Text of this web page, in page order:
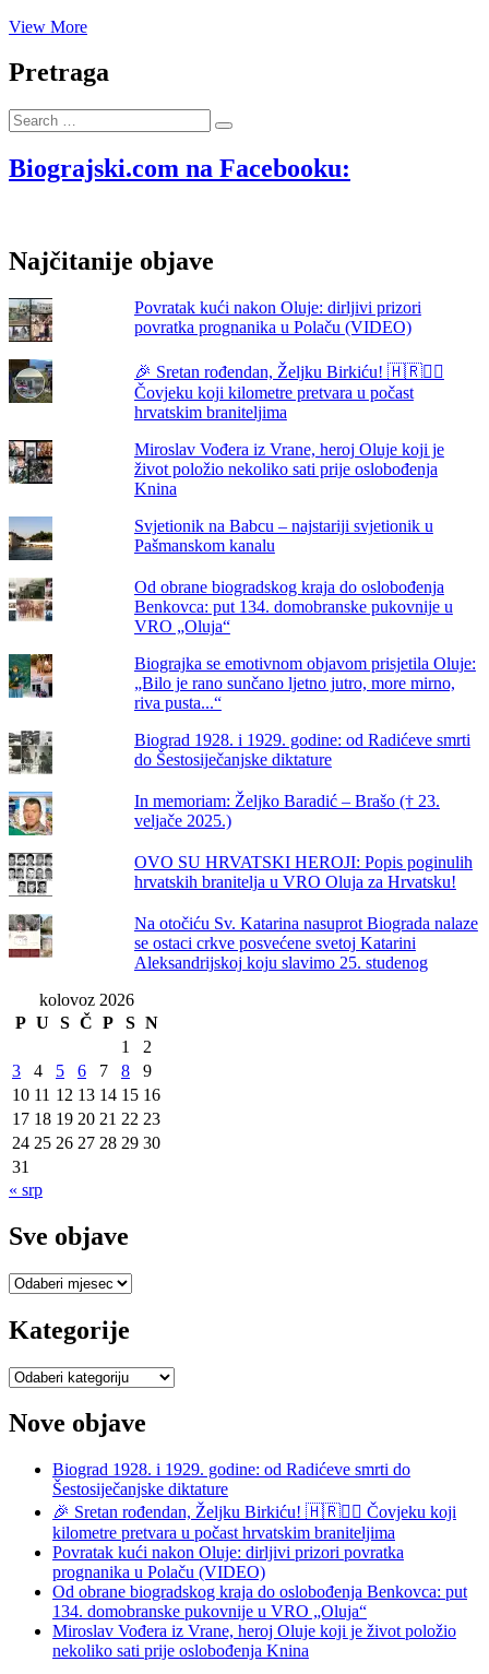
View MoreTome
u
Biogradu
karneval:
Zna
program
održavanja
zimskog
karnevala
Pretraga
Search
…
Biograjski.com na Facebooku:
Najčitanije objave
Povratak kući nakon Oluje: dirljivi prizori
povratka prognanika u Polaču (VIDEO)
🎉 Sretan rođendan, Željku Birkiću! 🇭🇷🏃‍♂️
Čovjeku koji kilometre pretvara u počast
hrvatskim braniteljima
Miroslav Vođera iz Vrane, heroj Oluje koji je
život položio nekoliko sati prije oslobođenja
Knina
Svjetionik na Babcu – najstariji svjetionik u
Pašmanskom kanalu
Od obrane biogradskog kraja do oslobođenja
Benkovca: put 134. domobranske pukovnije u
VRO „Oluja“
Biograjka se emotivnom objavom prisjetila Oluje:
„Bilo je rano sunčano ljetno jutro, more mirno,
riva pusta...“
Biograd 1928. i 1929. godine: od Radićeve smrti
do Šestosiječanjske diktature
In memoriam: Željko Baradić – Brašo († 23.
veljače 2025.)
OVO SU HRVATSKI HEROJI: Popis poginulih
hrvatskih branitelja u VRO Oluja za Hrvatsku!
Na otočiću Sv. Katarina nasuprot Biograda nalaze
se ostaci crkve posvećene svetoj Katarini
Aleksandrijskoj koju slavimo 25. studenog
kolovoz 2026
P U S Č P S N
1
2
3
4 5 6 7 8
9
10 11 12 13 14 15 16
17 18 19 20 21 22 23
24 25 26 27 28 29 30
31
« srp
Sve objave
Sve
Kategorije
Kategorije
Nove objave
Biograd 1928. i 1929. godine: od Radićeve smrti do
Šestosiječanjske diktature
🎉 Sretan rođendan, Željku Birkiću! 🇭🇷🏃‍♂️ Čovjeku koji
kilometre pretvara u počast hrvatskim braniteljima
Povratak kući nakon Oluje: dirljivi prizori povratka
prognanika u Polaču (VIDEO)
Od obrane biogradskog kraja do oslobođenja Benkovca: put
134. domobranske pukovnije u VRO „Oluja“
Miroslav Vođera iz Vrane, heroj Oluje koji je život položio
nekoliko sati prije oslobođenja Knina